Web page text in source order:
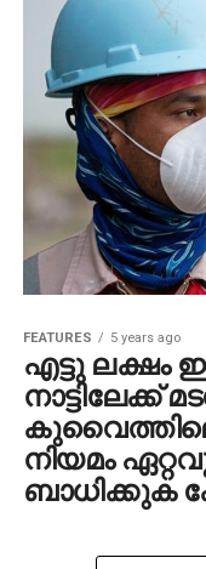
FEATURES 5 years ago
എട്ടു ലക്ഷം
നാട്ടിലേക്ക്
നിയമം
ബാധിക്കുക